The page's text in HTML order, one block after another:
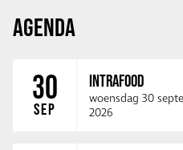
AGENDA
30
SEP
INTRAFOOD
woensdag 30
2026